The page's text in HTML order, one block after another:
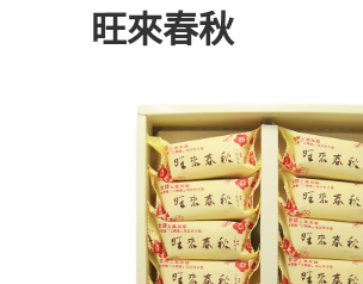
旺來春秋